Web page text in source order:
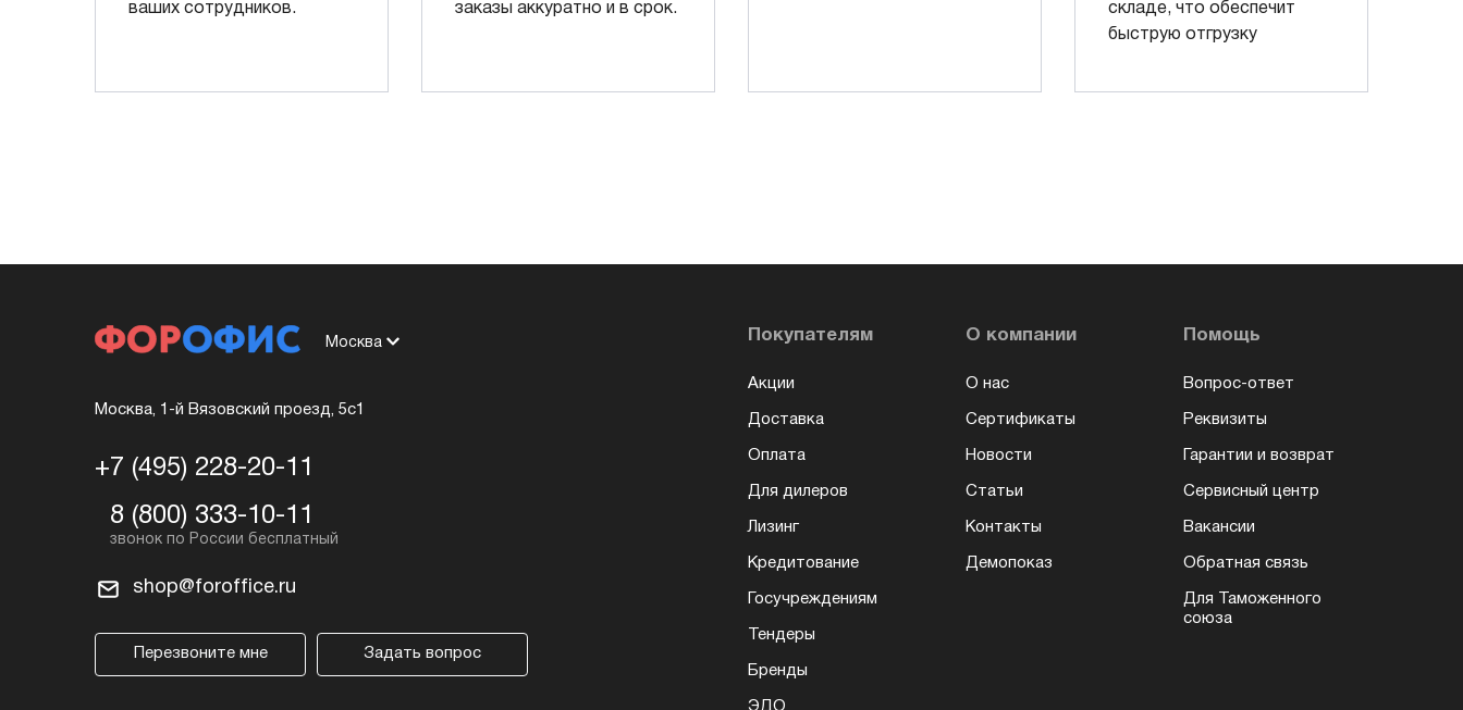
ваших сотрудников.
заказы аккуратно и в срок.
складе, что обеспечит
быструю отгрузку
Москва
Москва, 1-й Вязовский проезд, 5с1
+7 (495) 228-20-11
8 (800) 333-10-11
shop@foroffice.ru
Перезвоните мне Задать вопрос
Покупателям
Акции
Доставка
Оплата
Для дилеров
Лизинг
Кредитование
Госучреждениям
Тендеры
Бренды
О компании
О нас
Сертификаты
Новости
Статьи
Контакты
Демопоказ
Помощь
Вопрос-ответ
Реквизиты
Гарантии и возврат
Сервисный центр
Вакансии
Обратная связь
Для Таможенного
союза